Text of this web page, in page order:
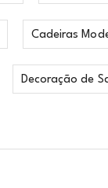
Cadeiras
Decoração de